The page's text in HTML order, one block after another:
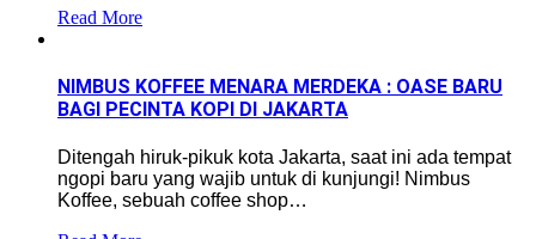
Read More
NIMBUS KOFFEE MENARA MERDEKA : OASE BARU
BAGI PECINTA KOPI DI JAKARTA
Ditengah hiruk-pikuk kota Jakarta, saat ini ada tempat
ngopi baru yang wajib untuk di kunjungi! Nimbus
Koffee, sebuah coffee shop…